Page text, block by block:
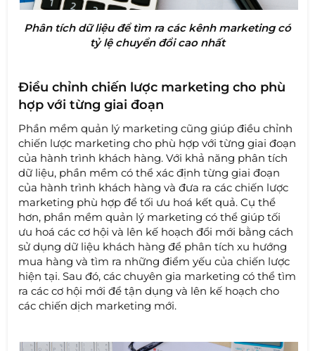
Phân tích dữ liệu để tìm ra các kênh marketing có
tỷ lệ chuyển đổi cao nhất
Điều chỉnh chiến lược marketing cho phù
hợp với từng giai đoạn
Phần mềm quản lý marketing cũng giúp điều chỉnh
chiến lược marketing cho phù hợp với từng giai đoạn
của hành trình khách hàng. Với khả năng phân tích
dữ liệu, phần mềm có thể xác định từng giai đoạn
của hành trình khách hàng và đưa ra các chiến lược
marketing phù hợp để tối ưu hoá kết quả. Cụ thể
hơn, phần mềm quản lý marketing có thể giúp tối
ưu hoá các cơ hội và lên kế hoạch đổi mới bằng cách
sử dụng dữ liệu khách hàng để phân tích xu hướng
mua hàng và tìm ra những điểm yếu của chiến lược
hiện tại. Sau đó, các chuyên gia marketing có thể tìm
ra các cơ hội mới để tận dụng và lên kế hoạch cho
các chiến dịch marketing mới.